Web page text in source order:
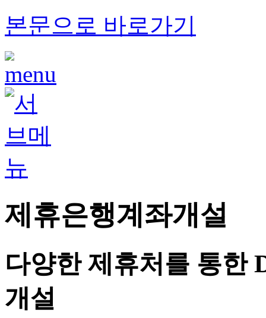
본문으로 바로가기
제휴은행계좌개설
다양한 제휴처를 통한
개설